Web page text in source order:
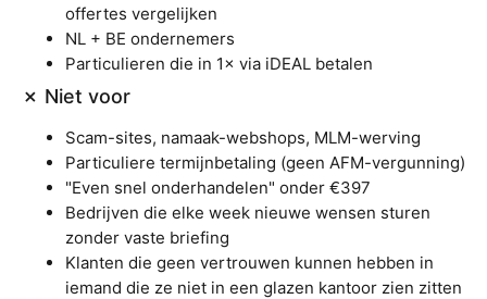
offertes vergelijken
NL + BE ondernemers
Particulieren die in 1× via iDEAL betalen
✗ Niet voor
Scam-sites, namaak-webshops, MLM-werving
Particuliere termijnbetaling (geen AFM-vergunning)
"Even snel onderhandelen" onder €397
Bedrijven die elke week nieuwe wensen sturen
zonder vaste briefing
Klanten die geen vertrouwen kunnen hebben in
iemand die ze niet in een glazen kantoor zien zitten